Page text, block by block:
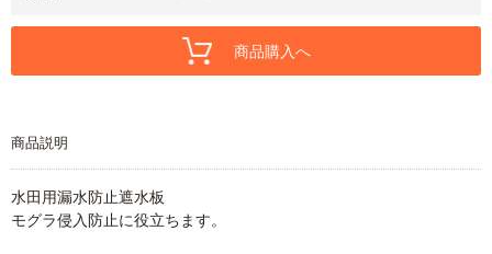
商品購入へ
商品説明
水田用漏水防止遮水板
モグラ侵入防止に役立ちます。